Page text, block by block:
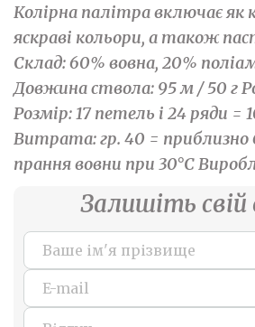
Колірна палітра включає як
яскраві кольори, а також
Склад: 60% вовна, 20%
Довжина ствола: 95 м / 50 г
Розмір: 17 петель і 24 ряди =
Витрата: гр. 40 = приблизно
прання вовни при 30°C
Залишіть свій